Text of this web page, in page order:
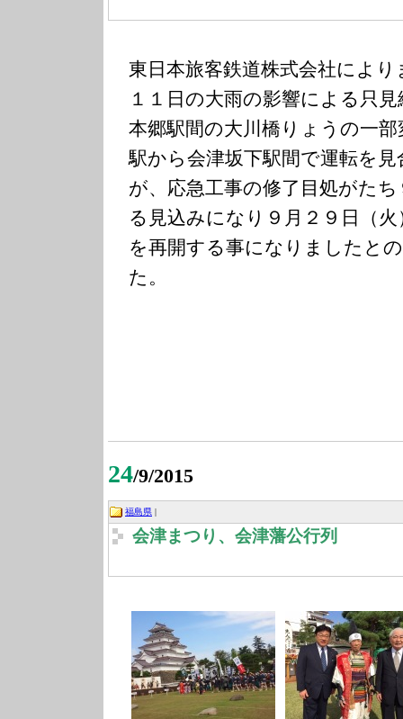
東日本旅客鉄道株式会社によ
１１日の大雨の影響による只
本郷駅間の大川橋りょうの一
駅から会津坂下駅間で運転を
が、応急工事の修了目処がた
る見込みになり９月２９日（
を再開する事になりましたと
た。
24/9/2015
福島県 |
会津まつり、会津藩公行列